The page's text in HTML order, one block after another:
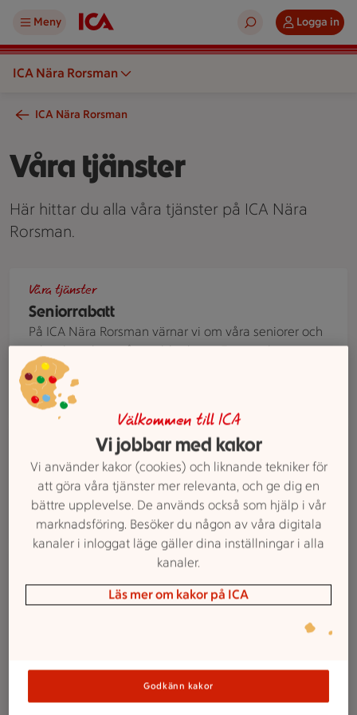
Meny Logga in
ICA Nära Rorsman
ICA Nära Rorsman
Våra tjänster
Här hittar du alla våra tjänster på ICA Nära
Rorsman.
Seniorrabatt
Våra tjänster
På ICA Nära Rorsman värnar vi om våra seniorer och
erbjuder rabatt på utvalda dagar. Ett uppskattat
erbjudande för dig som vill handla och få mer för
pengarna.
En person överlämnar ett paket till paketinlämningen i en
Post & paket
Instabox
Postombud
ATG-annonser för andelsspel och bingolotter uppställda på
Spel
Välkommen till ICA
Vi jobbar med kakor
Vi använder kakor (cookies) och liknande tekniker för
att göra våra tjänster mer relevanta, och ge dig en
bättre upplevelse. De används också som hjälp i vår
marknadsföring. Besöker du någon av våra digitala
kanaler i inloggat läge gäller dina inställningar i alla
kanaler.
Läs mer om kakor på ICA
Godkänn kakor